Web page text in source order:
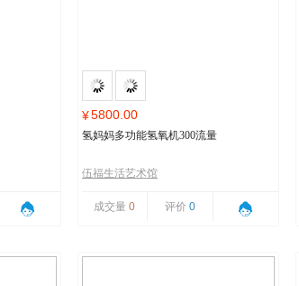
¥5800.00
氢妈妈多功能氢氧机300流量
伍福生活艺术馆
成交量 0 评价 0